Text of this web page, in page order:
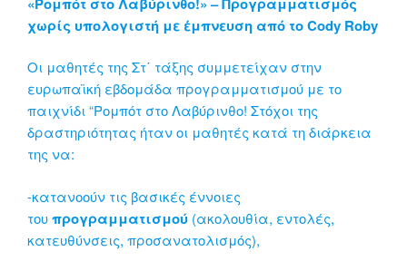
χωρίς υπολογιστή με έμπνευση από το Cody Roby
Οι μαθητές της Στ΄ τάξης συμμετείχαν στην
ευρωπαϊκή εβδομάδα προγραμματισμού με το
παιχνίδι “Ρομπότ στο Λαβύρινθο! Στόχοι της
δραστηριότητας ήταν οι μαθητές κατά τη διάρκεια
της να:
-κατανοούν τις βασικές έννοιες
τουπρογραμματισμού (ακολουθία, εντολές,
κατευθύνσεις, προσανατολισμός),